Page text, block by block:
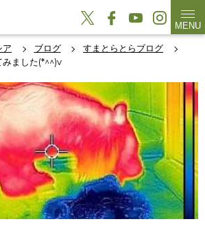
MENU
ア ブログ
すまとらとらブログ
みました(*^^)v